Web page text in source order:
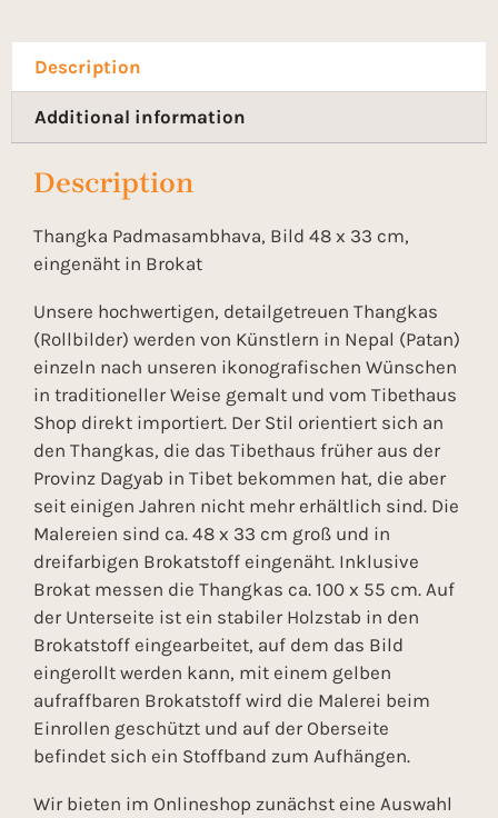
Description
Additional information
Description
Thangka Padmasambhava, Bild 48 x 33 cm,
eingenäht in Brokat
Unsere hochwertigen, detailgetreuen Thangkas
(Rollbilder) werden von Künstlern in Nepal (Patan)
einzeln nach unseren ikonografischen Wünschen
in traditioneller Weise gemalt und vom Tibethaus
Shop direkt importiert. Der Stil orientiert sich an
den Thangkas, die das Tibethaus früher aus der
Provinz Dagyab in Tibet bekommen hat, die aber
seit einigen Jahren nicht mehr erhältlich sind. Die
Malereien sind ca. 48 x 33 cm groß und in
dreifarbigen Brokatstoff eingenäht. Inklusive
Brokat messen die Thangkas ca. 100 x 55 cm. Auf
der Unterseite ist ein stabiler Holzstab in den
Brokatstoff eingearbeitet, auf dem das Bild
eingerollt werden kann, mit einem gelben
aufraffbaren Brokatstoff wird die Malerei beim
Einrollen geschützt und auf der Oberseite
befindet sich ein Stoffband zum Aufhängen.
Wir bieten im Onlineshop zunächst eine Auswahl